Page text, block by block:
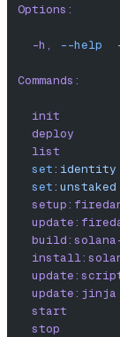
Options:
  -h,
--help
Commands:
  init
  deploy
  list
  set
:identity
  set
:unstaked
  update:jinja
  start
  stop